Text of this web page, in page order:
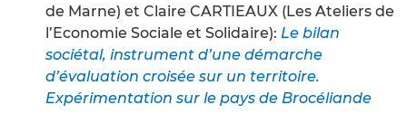
de Marne) et Claire CARTIEAUX (Les Ateliers de
l’Economie Sociale et Solidaire): Le bilan
sociétal, instrument d’une démarche
d’évaluation croisée sur un territoire.
Expérimentation sur le pays de Brocéliande